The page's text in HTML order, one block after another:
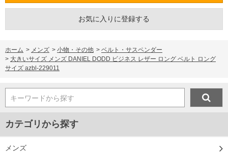
お気に入りに登録する
ホーム > メンズ > 小物・その他 > ベルト・サスペンダー
> 大きいサイズ メンズ DANIEL DODD ビジネス レザー ロング ベルト ロング
サイズ azbl-229011
キーワードから探す
カテゴリから探す
メンズ